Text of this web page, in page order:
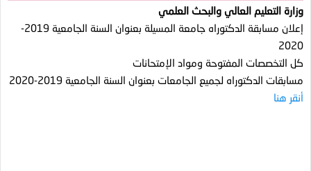
وزارة التعليم العالي والبحث العلمي
إعلان مسابقة الدكتوراه جامعة المسيلة بعنوان السنة الجامعية 2019-
2020
كل التخصصات المفتوحة ومواد الإمتحانات
مسابقات الدكتوراه لجميع الجامعات بعنوان السنة الجامعية 2019-2020
أنقر هنا